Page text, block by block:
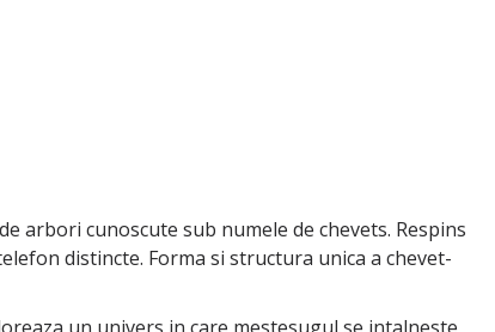
arbori cunoscute sub numele de chevets. Respins
distincte. Forma si structura unica a chevet-